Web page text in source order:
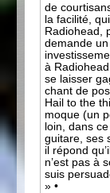
de
la facilité,
Radiohead,
demande
à
se laisser
chant de
Hail to the
moque (un
loin, dans
guitare, ses
il répond
n’est pas à
suis
» •